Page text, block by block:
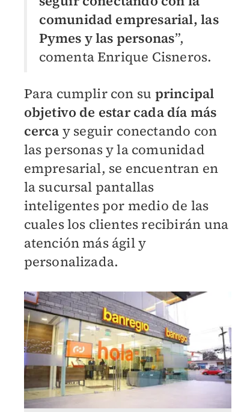
comunidad empresarial, las
Pymes y las personas”,
comenta Enrique Cisneros.
Para cumplir con su principal
objetivo de estar cada día más
cerca y seguir conectando con
las personas y la comunidad
empresarial, se encuentran en
la sucursal pantallas
inteligentes por medio de las
cuales los clientes recibirán una
atención más ágil y
personalizada.